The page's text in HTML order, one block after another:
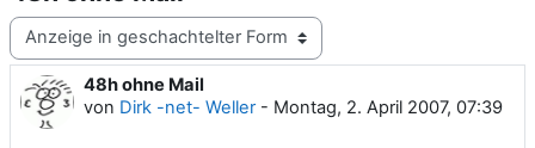
Anzeigemodus
48h ohne Mail
von Dirk -net- Weller- Montag, 2. April 2007, 07:39
Anzahl Antworten: 0